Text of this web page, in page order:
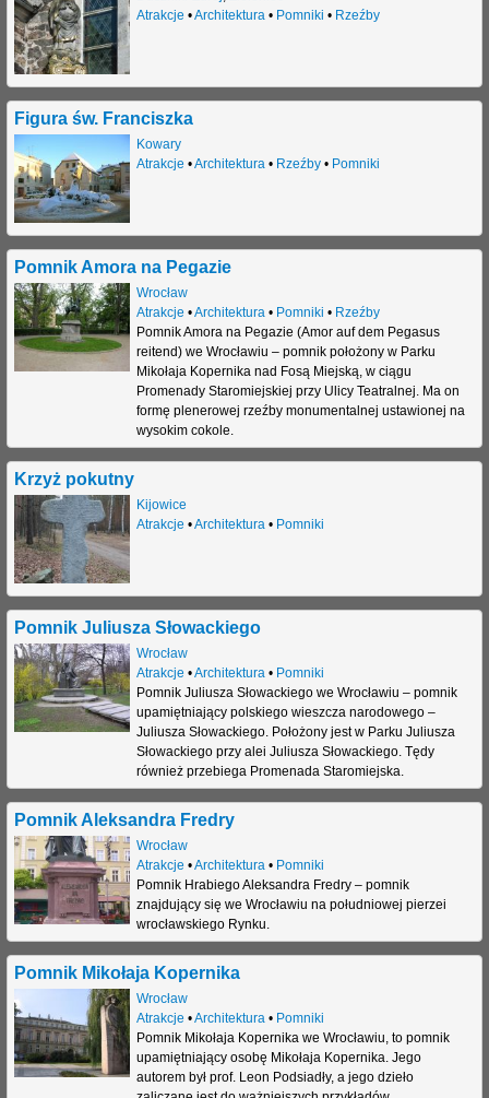
Atrakcje •Architektura• Pomniki • Rzeźby
Figura św. Franciszka
Kowary
Atrakcje •Architektura• Rzeźby• Pomniki
Pomnik Amora na Pegazie
Wrocław
Atrakcje •Architektura• Pomniki • Rzeźby
Pomnik Amora na Pegazie (Amor auf dem Pegasus
reitend) we Wrocławiu – pomnik położony w Parku
Mikołaja Kopernika nad Fosą Miejską, w ciągu
Promenady Staromiejskiej przy Ulicy Teatralnej. Ma on
formę plenerowej rzeźby monumentalnej ustawionej na
wysokim cokole.
Krzyż pokutny
Kijowice
Atrakcje •Architektura• Pomniki
Pomnik Juliusza Słowackiego
Wrocław
Atrakcje •Architektura• Pomniki
Pomnik Juliusza Słowackiego we Wrocławiu – pomnik
upamiętniający polskiego wieszcza narodowego –
Juliusza Słowackiego. Położony jest w Parku Juliusza
Słowackiego przy alei Juliusza Słowackiego. Tędy
również przebiega Promenada Staromiejska.
Pomnik Aleksandra Fredry
Wrocław
Atrakcje •Architektura• Pomniki
Pomnik Hrabiego Aleksandra Fredry – pomnik
znajdujący się we Wrocławiu na południowej pierzei
wrocławskiego Rynku.
Pomnik Mikołaja Kopernika
Wrocław
Atrakcje •Architektura • Pomniki
Pomnik Mikołaja Kopernika we Wrocławiu, to pomnik
upamiętniający osobę Mikołaja Kopernika. Jego
autorem był prof. Leon Podsiadły, a jego dzieło